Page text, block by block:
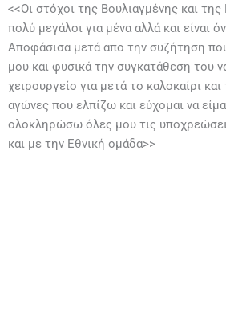
<<Οι στόχοι της Βουλιαγμένης και της
πολύ μεγάλοι για μένα αλλά και είναι
Αποφάσισα μετά απο την συζήτηση
μου και φυσικά την συγκατάθεση του
χειρουργείο για μετά το καλοκαίρι
αγώνες που ελπίζω και εύχομαι να
ολοκληρώσω όλες μου τις
και με την Εθνική ομάδα>>